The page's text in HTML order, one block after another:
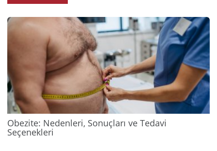
2025
Obezite: Nedenleri, Sonuçları ve Tedavi
Seçenekleri